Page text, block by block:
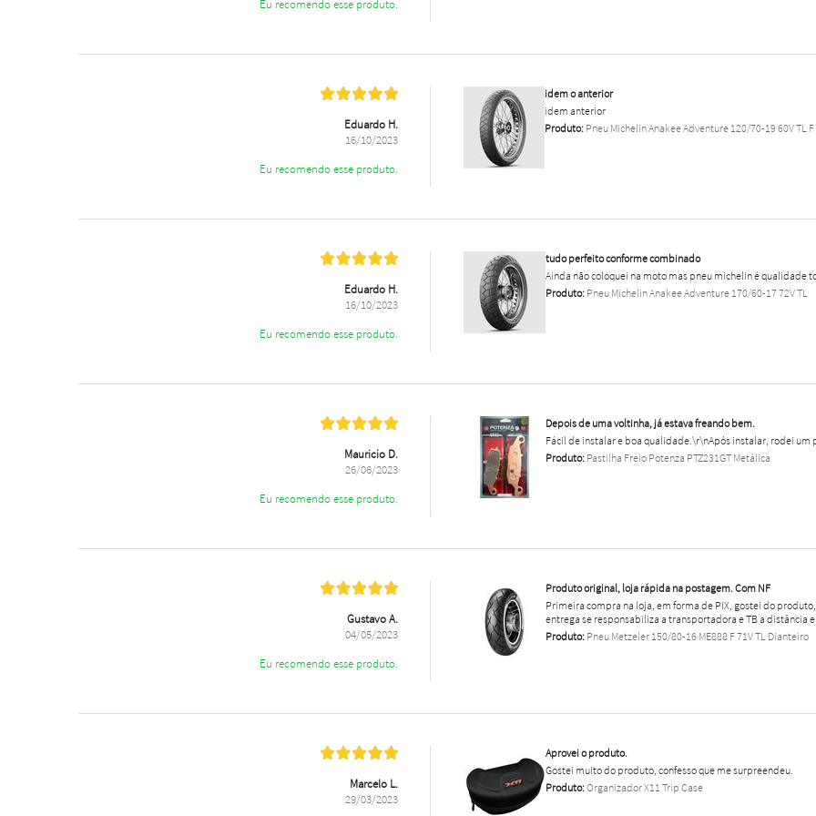
Eu recomendo esse produto.
Eduardo H.
16/10/2023
Eu recomendo esse produto.
idem o anterior
idem anterior
Produto:Pneu Michelin Anakee Adventure 120/70-19 60V TL F
Eduardo H.
16/10/2023
Eu recomendo esse produto.
tudo perfeito conforme combinado
Ainda não coloquei na moto mas pneu michelin é qualidade
Produto:Pneu Michelin Anakee Adventure 170/60-17 72V TL
Mauricio D.
26/06/2023
Eu recomendo esse produto.
Depois de uma voltinha, já estava freando bem.
Fácil de instalar e boa qualidade.\r\nApós instalar, rodei um
Produto:Pastilha Freio Potenza PTZ231GT Metálica
Gustavo A.
04/05/2023
Eu recomendo esse produto.
Produto original, loja rápida na postagem. Com NF
Primeira compra na loja, em forma de PIX, gostei do
entrega se responsabiliza a transportadora e TB a
Produto:Pneu Metzeler 150/80-16 ME888 F 71V TL Dianteiro
Marcelo L.
29/03/2023
Aprovei o produto.
Gostei muito do produto, confesso que me surpreendeu.
Produto:Organizador X11 Trip Case